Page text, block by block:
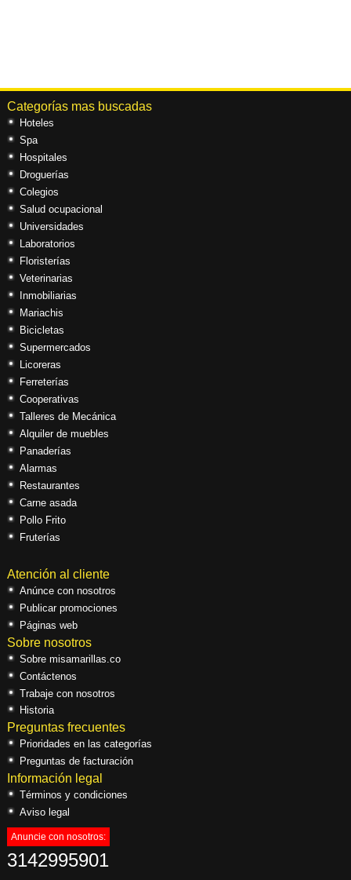
Categorías mas buscadas
Hoteles
Spa
Hospitales
Droguerías
Colegios
Salud ocupacional
Universidades
Laboratorios
Floristerías
Veterinarias
Inmobiliarias
Mariachis
Bicicletas
Supermercados
Licoreras
Ferreterías
Cooperativas
Talleres de Mecánica
Alquiler de muebles
Panaderías
Alarmas
Restaurantes
Carne asada
Pollo Frito
Fruterías
Atención al cliente
Anúnce con nosotros
Publicar promociones
Páginas web
Sobre nosotros
Sobre misamarillas.co
Contáctenos
Trabaje con nosotros
Historia
Preguntas frecuentes
Prioridades en las categorías
Preguntas de facturación
Información legal
Términos y condiciones
Aviso legal
Anuncie con nosotros:
3142995901